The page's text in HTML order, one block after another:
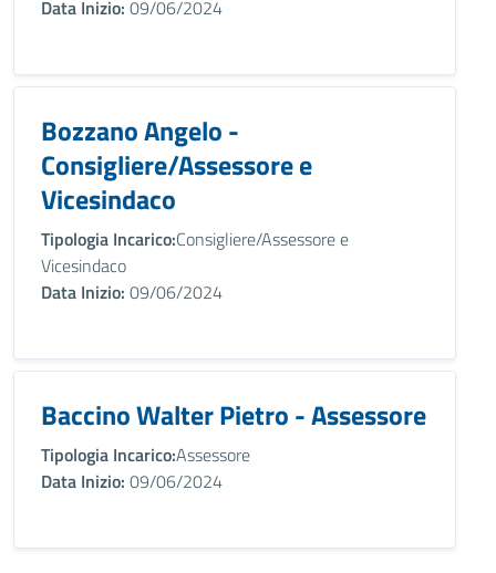
Data Inizio: 09/06/2024
Bozzano Angelo -
Consigliere/Assessore e
Vicesindaco
Tipologia Incarico:Consigliere/Assessore e
Vicesindaco
Data Inizio: 09/06/2024
Baccino Walter Pietro - Assessore
Tipologia Incarico:Assessore
Data Inizio: 09/06/2024